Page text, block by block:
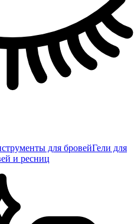
для бровейГели для
и ресниц